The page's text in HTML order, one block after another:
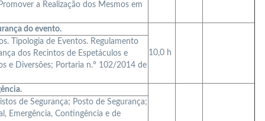
a Realização dos Mesmos em
do evento.
10,0 h
Tipologia de Eventos. Regulamento
dos Recintos de Espetáculos e
e Diversões; Portaria n.º 102/2014 de
de Segurança; Posto de Segurança;
Emergência, Contingência e de